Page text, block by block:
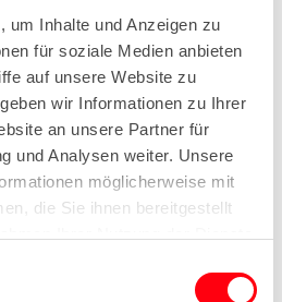
um Inhalte und Anzeigen zu
für soziale Medien anbieten
auf unsere Website zu
wir Informationen zu Ihrer
an unsere Partner für
und Analysen weiter. Unsere
möglicherweise mit
die Sie ihnen bereitgestellt